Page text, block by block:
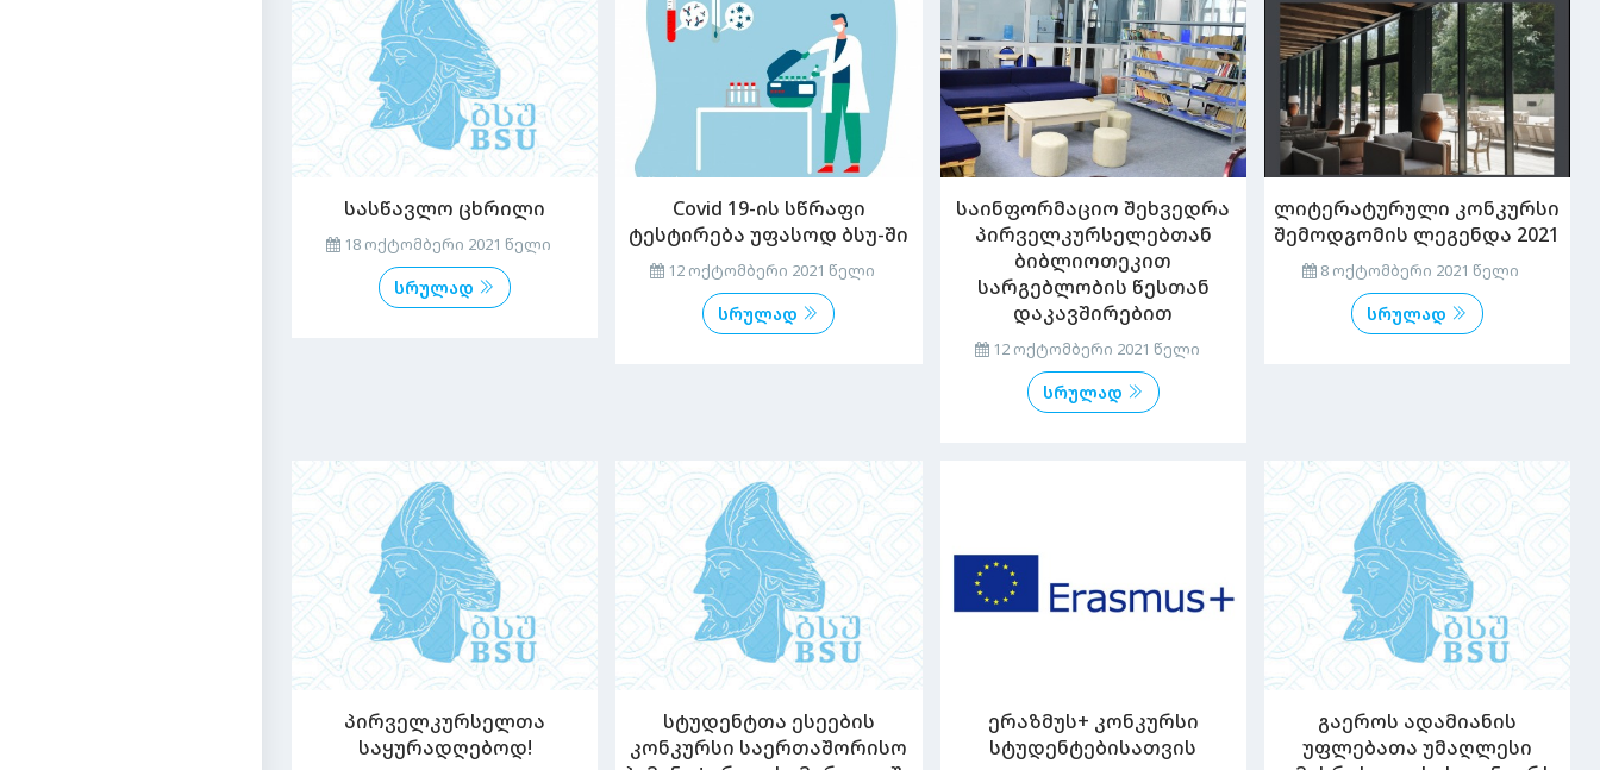
სასწავლო ცხრილი
18 ოქტომბერი 2021 წელი
სრულად
Covid 19-ის სწრაფი
ტესტირება უფასოდ ბსუ-ში
12 ოქტომბერი 2021 წელი
სრულად
საინფორმაციო შეხვედრა
პირველკურსელებთან
ბიბლიოთეკით
სარგებლობის წესთან
დაკავშირებით
12 ოქტომბერი 2021 წელი
სრულად
ლიტერატურული კონკურსი
შემოდგომის ლეგენდა 2021
8 ოქტომბერი 2021 წელი
სრულად
პირველკურსელთა
საყურადღებოდ!
სტუდენტთა ესეების
კონკურსი საერთაშორისო
ერაზმუს+ კონკურსი
სტუდენტებისათვის
გაეროს ადამიანის
უფლებათა უმაღლესი